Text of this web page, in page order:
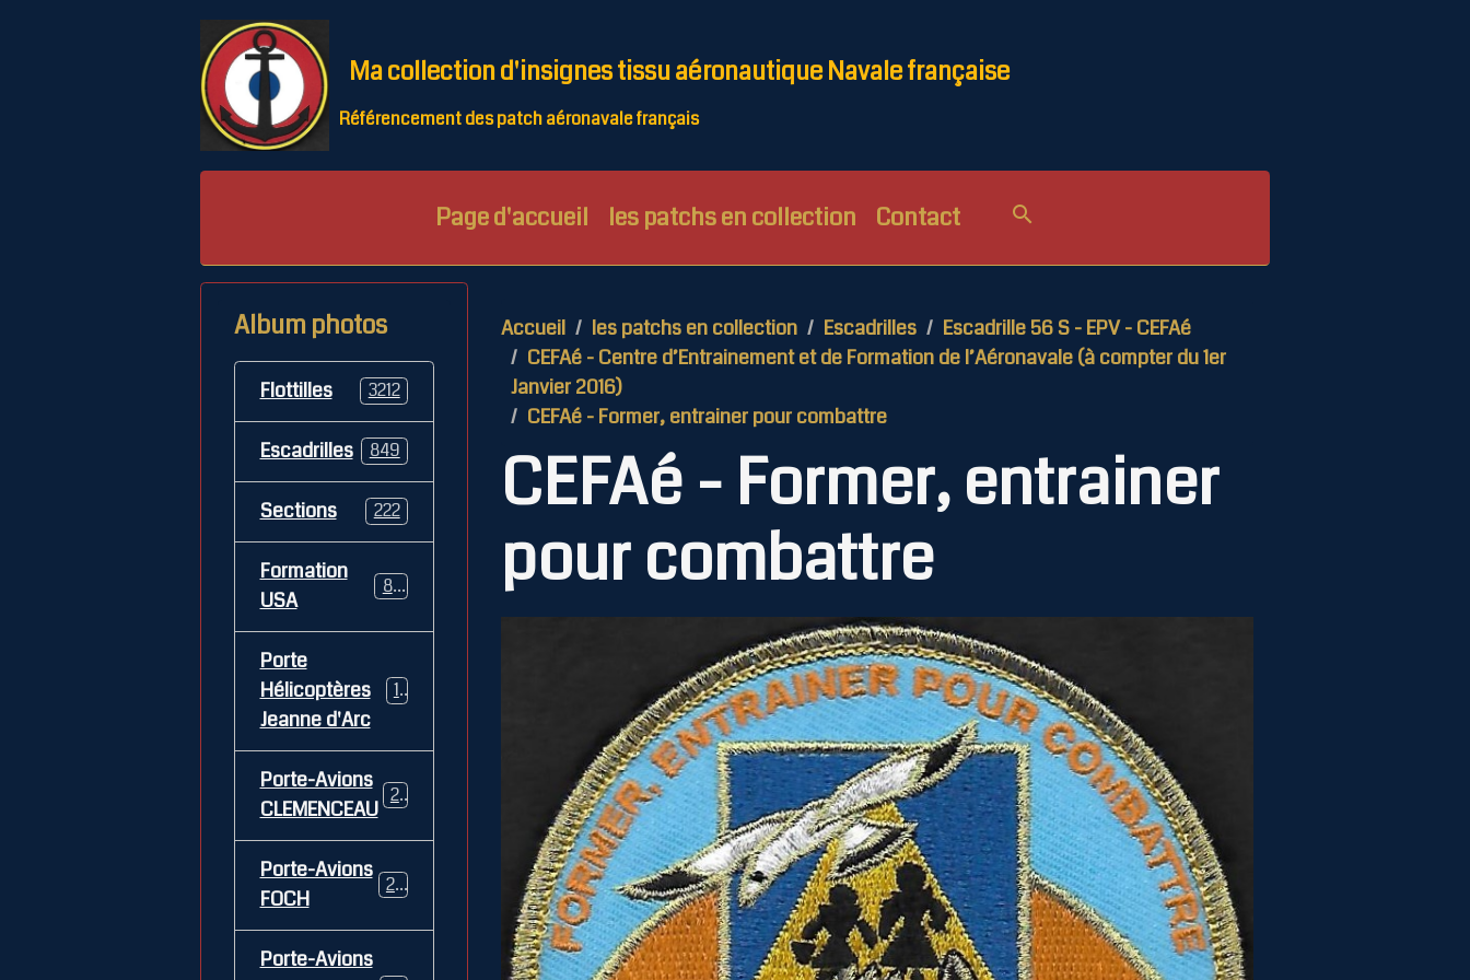
Ma collection d'insignes tissu aéronautique Navale française
Référencement des patch aéronavale français
Page d'accueil les patchs en collection Contact
Accueil les patchs en collection Escadrilles
Escadrille 56 S - EPV - CEFAé
CEFAé - Centre d’Entrainement et de Formation de l’Aéronavale (à compter du 1er
Janvier 2016)
CEFAé - Former, entrainer pour combattre
CEFAé - Former, entrainer
pour combattre
Album photos
Flottilles 3212
Escadrilles 849
Sections 222
Formation
USA
84
Porte
Hélicoptères
Jeanne d'Arc
12
Porte-Avions
CLEMENCEAU
26
Porte-Avions
FOCH
29
Porte-Avions